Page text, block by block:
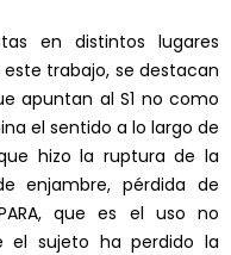
en distintos lugares
trabajo, se destacan
apuntan al S1 no como
el sentido a lo largo de
hizo la ruptura de la
enjambre, pérdida de
que es el uso no
el sujeto ha perdido la